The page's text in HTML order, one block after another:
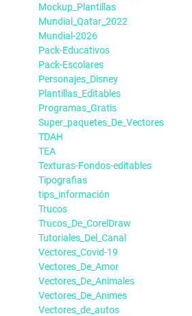
Mockup_Plantillas
Mundial_Qatar_2022
Mundial-2026
Pack-Educativos
Pack-Escolares
Personajes_Disney
Plantillas_Editables
Programas_Gratis
Super_paquetes_De_Vectores
TDAH
TEA
Texturas-Fondos-editables
Tipografias
tips_información
Trucos
Trucos_De_CorelDraw
Tutoriales_Del_Canal
Vectores_Covid-19
Vectores_De_Amor
Vectores_De_Animales
Vectores_De_Animes
Vectores_de_autos